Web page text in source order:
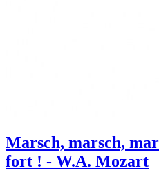
Marsch, marsch,
fort ! - W.A. Mozart